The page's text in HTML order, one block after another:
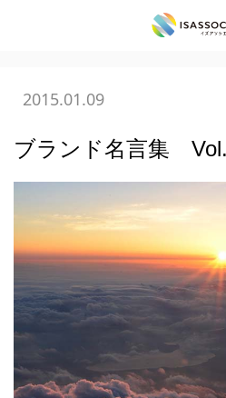
07 ブランディン
2015.01.09
ブランド名言集